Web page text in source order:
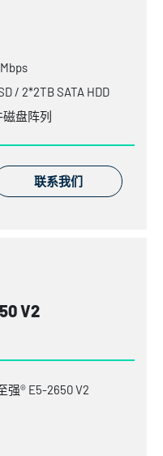
/ 2*2TB SATA HDD
磁盘阵列
联系我们
V2
强® E5-2650 V2